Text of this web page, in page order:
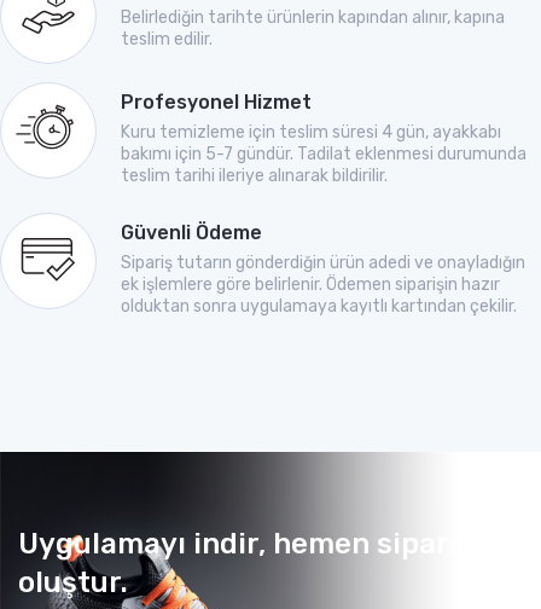
Belirlediğin tarihte ürünlerin kapından alınır, kapına
teslim edilir.
Profesyonel Hizmet
Kuru temizleme için teslim süresi 4 gün, ayakkabı
bakımı için 5-7 gündür. Tadilat eklenmesi durumunda
teslim tarihi ileriye alınarak bildirilir.
Güvenli Ödeme
Sipariş tutarın gönderdiğin ürün adedi ve onayladığın
ek işlemlere göre belirlenir. Ödemen siparişin hazır
olduktan sonra uygulamaya kayıtlı kartından çekilir.
Uygulamayı indir, hemen sipariş
oluştur.